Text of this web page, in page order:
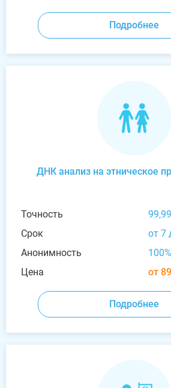
Подробнее
ДНК анализ на этническое
Точность
Срок
от 7
Анонимность
100%
Цена
от
Подробнее